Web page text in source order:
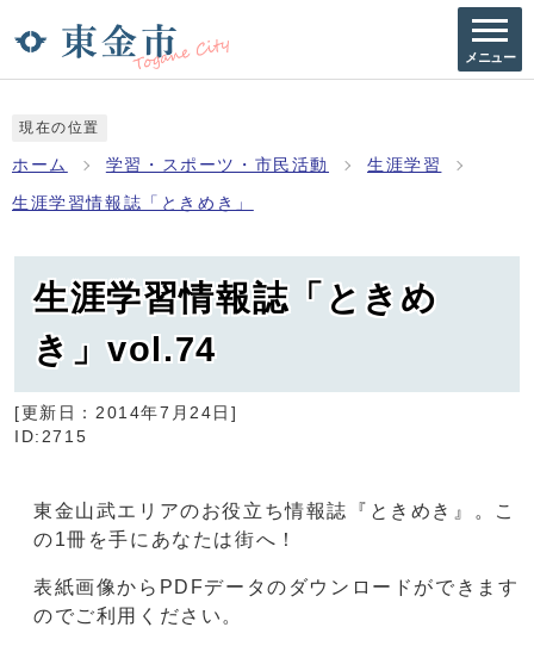
メニュー
現在の位置
ホーム 学習・スポーツ・市民活動 生涯学習
生涯学習情報誌「ときめき」
生涯学習情報誌「ときめ
き」vol.74
[更新日： 2014年7月24日 ]
ID:2715
東金山武エリアのお役立ち情報誌『ときめき』。こ
の1冊を手にあなたは街へ！
表紙画像からPDFデータのダウンロードができます
のでご利用ください。